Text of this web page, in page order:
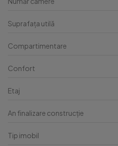
Suprafața utilă
Compartimentare
Confort
Etaj
An finalizare construcție
Tip imobil